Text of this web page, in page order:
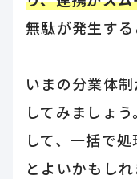
無駄が発生する
いまの分業体
してみましょ
して、一括で
とよいかもしれ